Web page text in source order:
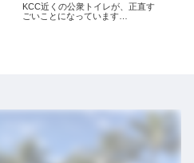
KCC近くの公衆トイレが、正直す
ごいことになっています…